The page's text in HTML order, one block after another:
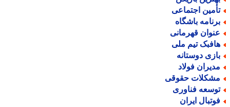
اجتماعی
باشگاه
قهرمانی
تیم ملی
دوستانه
فولاد
حقوقی
فناوری
ایران